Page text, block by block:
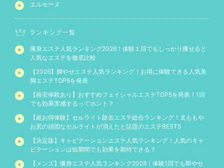
エルセーヌ
ランキング一覧
痩身エステ人気ランキング2026！体験１回でもしっかり痩せると
人気なエステを徹底比較
【2026】脚やせエステ人気ランキング！お得に体験できる人気美
脚エステTOP5を発表
【格安体験あり】おすすめフェイシャルエステTOP5を発表！1回
でも効果実感するってホント？
【超お得体験】セルライト除去エステ総合ランキング！太ももや
お尻の頑固なセルライトが消えたと話題のエステBEST5
【決定版】キャビテーションエステ人気ランキング！人気のキャ
ビテーションは短期間でも効果を期待できる？
【メンズ】痩身エステ人気ランキング2026！体験1回でも即やせ